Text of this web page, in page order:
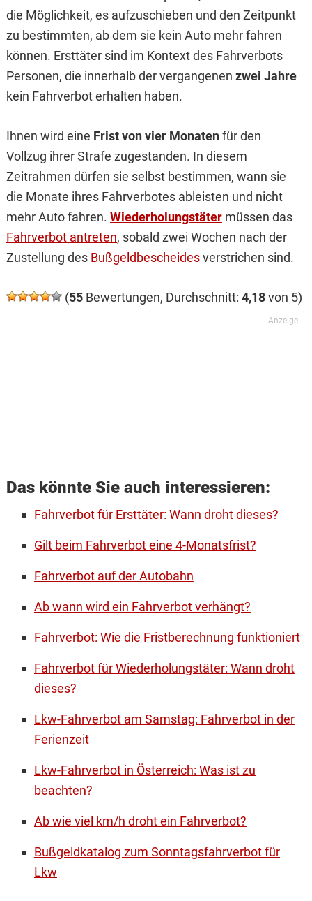
die Möglichkeit, es aufzuschieben und den Zeitpunkt
zu bestimmten, ab dem sie kein Auto mehr fahren
können. Ersttäter sind im Kontext des Fahrverbots
Personen, die innerhalb der vergangenen zwei Jahre
kein Fahrverbot erhalten haben.
Ihnen wird eine Frist von vier Monatenfür den
Vollzug ihrer Strafe zugestanden. In diesem
Zeitrahmen dürfen sie selbst bestimmen, wann sie
die Monate ihres Fahrverbotes ableisten und nicht
mehr Auto fahren. Wiederholungstätermüssen das
Fahrverbot antreten, sobald zwei Wochen nach der
Zustellung des Bußgeldbescheidesverstrichen sind.
(55Bewertungen, Durchschnitt: 4,18von 5)
Das könnte Sie auch interessieren:
Fahrverbot für Ersttäter: Wann droht dieses?
Gilt beim Fahrverbot eine 4-Monatsfrist?
Fahrverbot auf der Autobahn
Ab wann wird ein Fahrverbot verhängt?
Fahrverbot: Wie die Fristberechnung funktioniert
Fahrverbot für Wiederholungstäter: Wann droht
dieses?
Lkw-Fahrverbot am Samstag: Fahrverbot in der
Ferienzeit
Lkw-Fahrverbot in Österreich: Was ist zu
beachten?
Ab wie viel km/h droht ein Fahrverbot?
Bußgeldkatalog zum Sonntagsfahrverbot für
Lkw